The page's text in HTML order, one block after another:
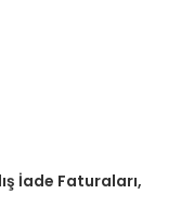
İade Faturaları,